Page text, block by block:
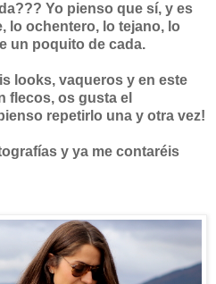
Yo pienso que sí, y es
lo ochentero, lo tejano, lo
un poquito de cada.
looks, vaqueros y en este
flecos, os gusta el
repetirlo una y otra vez!
y ya me contaréis